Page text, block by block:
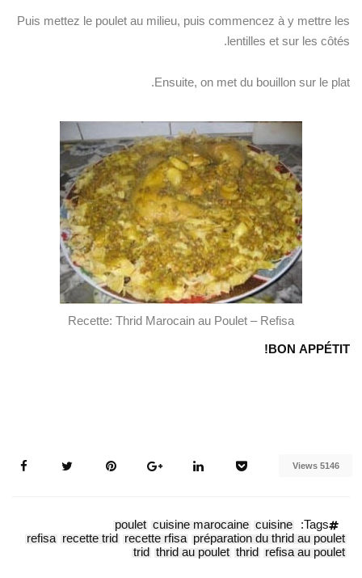
Puis mettez le poulet au milieu, puis commencez à y mettre les
lentilles et sur les côtés.
Ensuite, on met du bouillon sur le plat.
Recette: Thrid Marocain au Poulet – Refisa
BON APPÉTIT!
5146 Views
Tags:
cuisine
cuisine marocaine
poulet
préparation du thrid au poulet
recette rfisa
recette trid
refisa
refisa au poulet
thrid
thrid au poulet
trid